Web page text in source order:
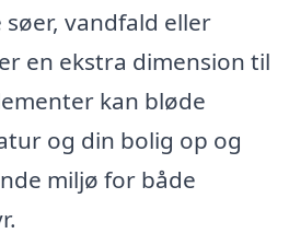
vandfald eller
en ekstra dimension til
kan bløde
og din bolig op og
miljø for både